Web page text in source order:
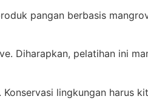
pangan berbasis
Diharapkan, pelatihan ini
lingkungan harus